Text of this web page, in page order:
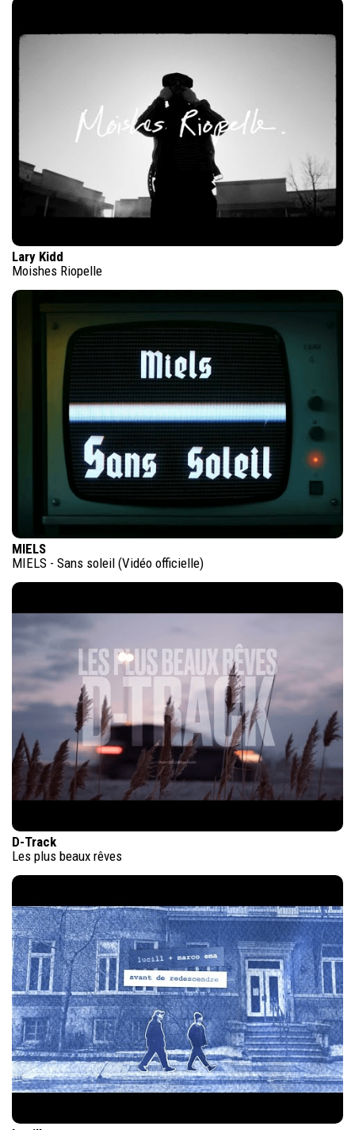
Lary Kidd
Moishes Riopelle
MIELS
MIELS - Sans soleil (Vidéo officielle)
D-Track
Les plus beaux rêves